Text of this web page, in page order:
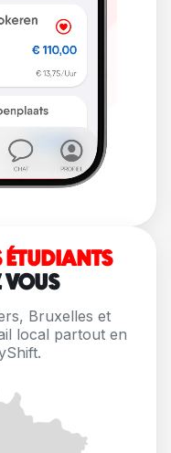
VOUS
Bruxelles et
local partout en